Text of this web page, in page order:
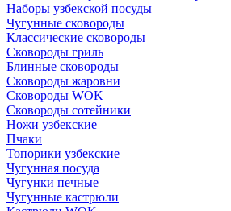
Наборы узбекской посуды
Чугунные сковороды
Классические сковороды
Сковороды гриль
Блинные сковороды
Сковороды жаровни
Сковороды WOK
Сковороды сотейники
Ножи узбекские
Пчаки
Топорики узбекские
Чугунная посуда
Чугунки печные
Чугунные кастрюли